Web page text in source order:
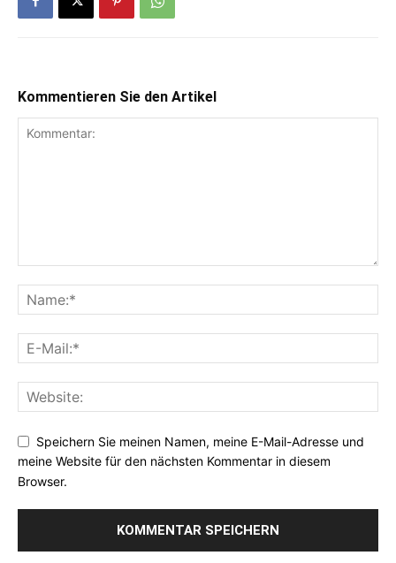
Kommentieren Sie den Artikel
Speichern Sie meinen Namen, meine E-Mail-Adresse und
meine Website für den nächsten Kommentar in diesem
Browser.